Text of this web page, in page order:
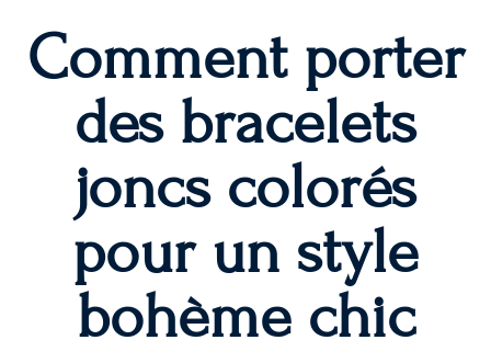
Comment porter
des bracelets
joncs colorés
pour un style
bohème chic